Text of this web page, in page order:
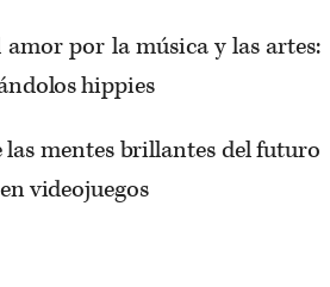
amor por la música y las artes:
hippies
mentes brillantes del futuro
videojuegos